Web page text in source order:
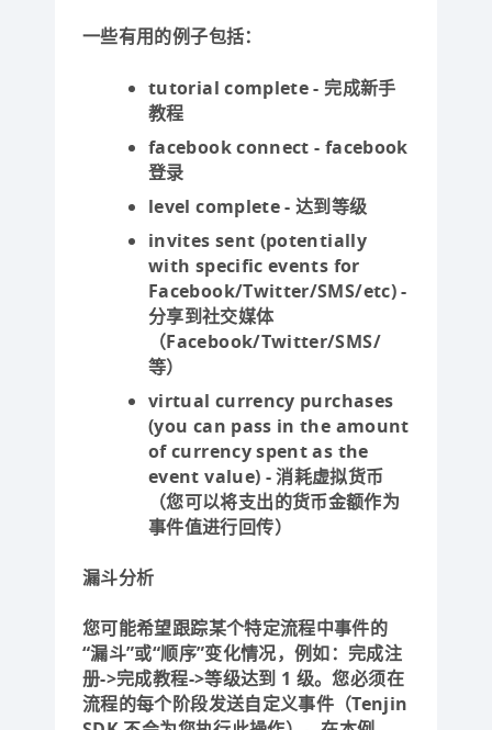
一些有用的例子包括：
tutorial complete - 完成新手
教程
facebook connect - facebook
登录
level complete - 达到等级
invites sent (potentially
with specific events for
Facebook/Twitter/SMS/etc) -
分享到社交媒体
（Facebook/Twitter/SMS/
等）
virtual currency purchases
(you can pass in the amount
of currency spent as the
event value) - 消耗虚拟货币
（您可以将支出的货币金额作为
事件值进行回传）
漏斗分析
您可能希望跟踪某个特定流程中事件的
“漏斗”或“顺序”变化情况，例如：完成注
册->完成教程->等级达到 1 级。您必须在
流程的每个阶段发送自定义事件（Tenjin